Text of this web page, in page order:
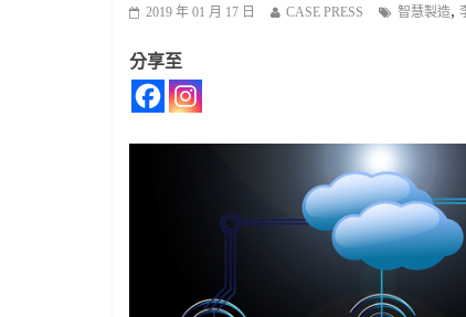
2019 年 01 月 17 日 CASE PRESS 智慧製造,
分享至